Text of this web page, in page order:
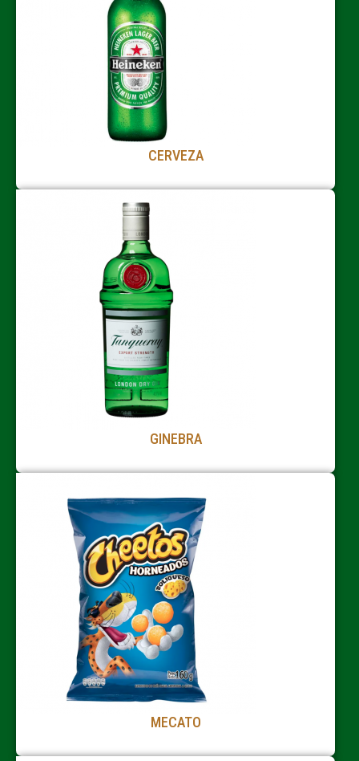
CERVEZA
GINEBRA
MECATO